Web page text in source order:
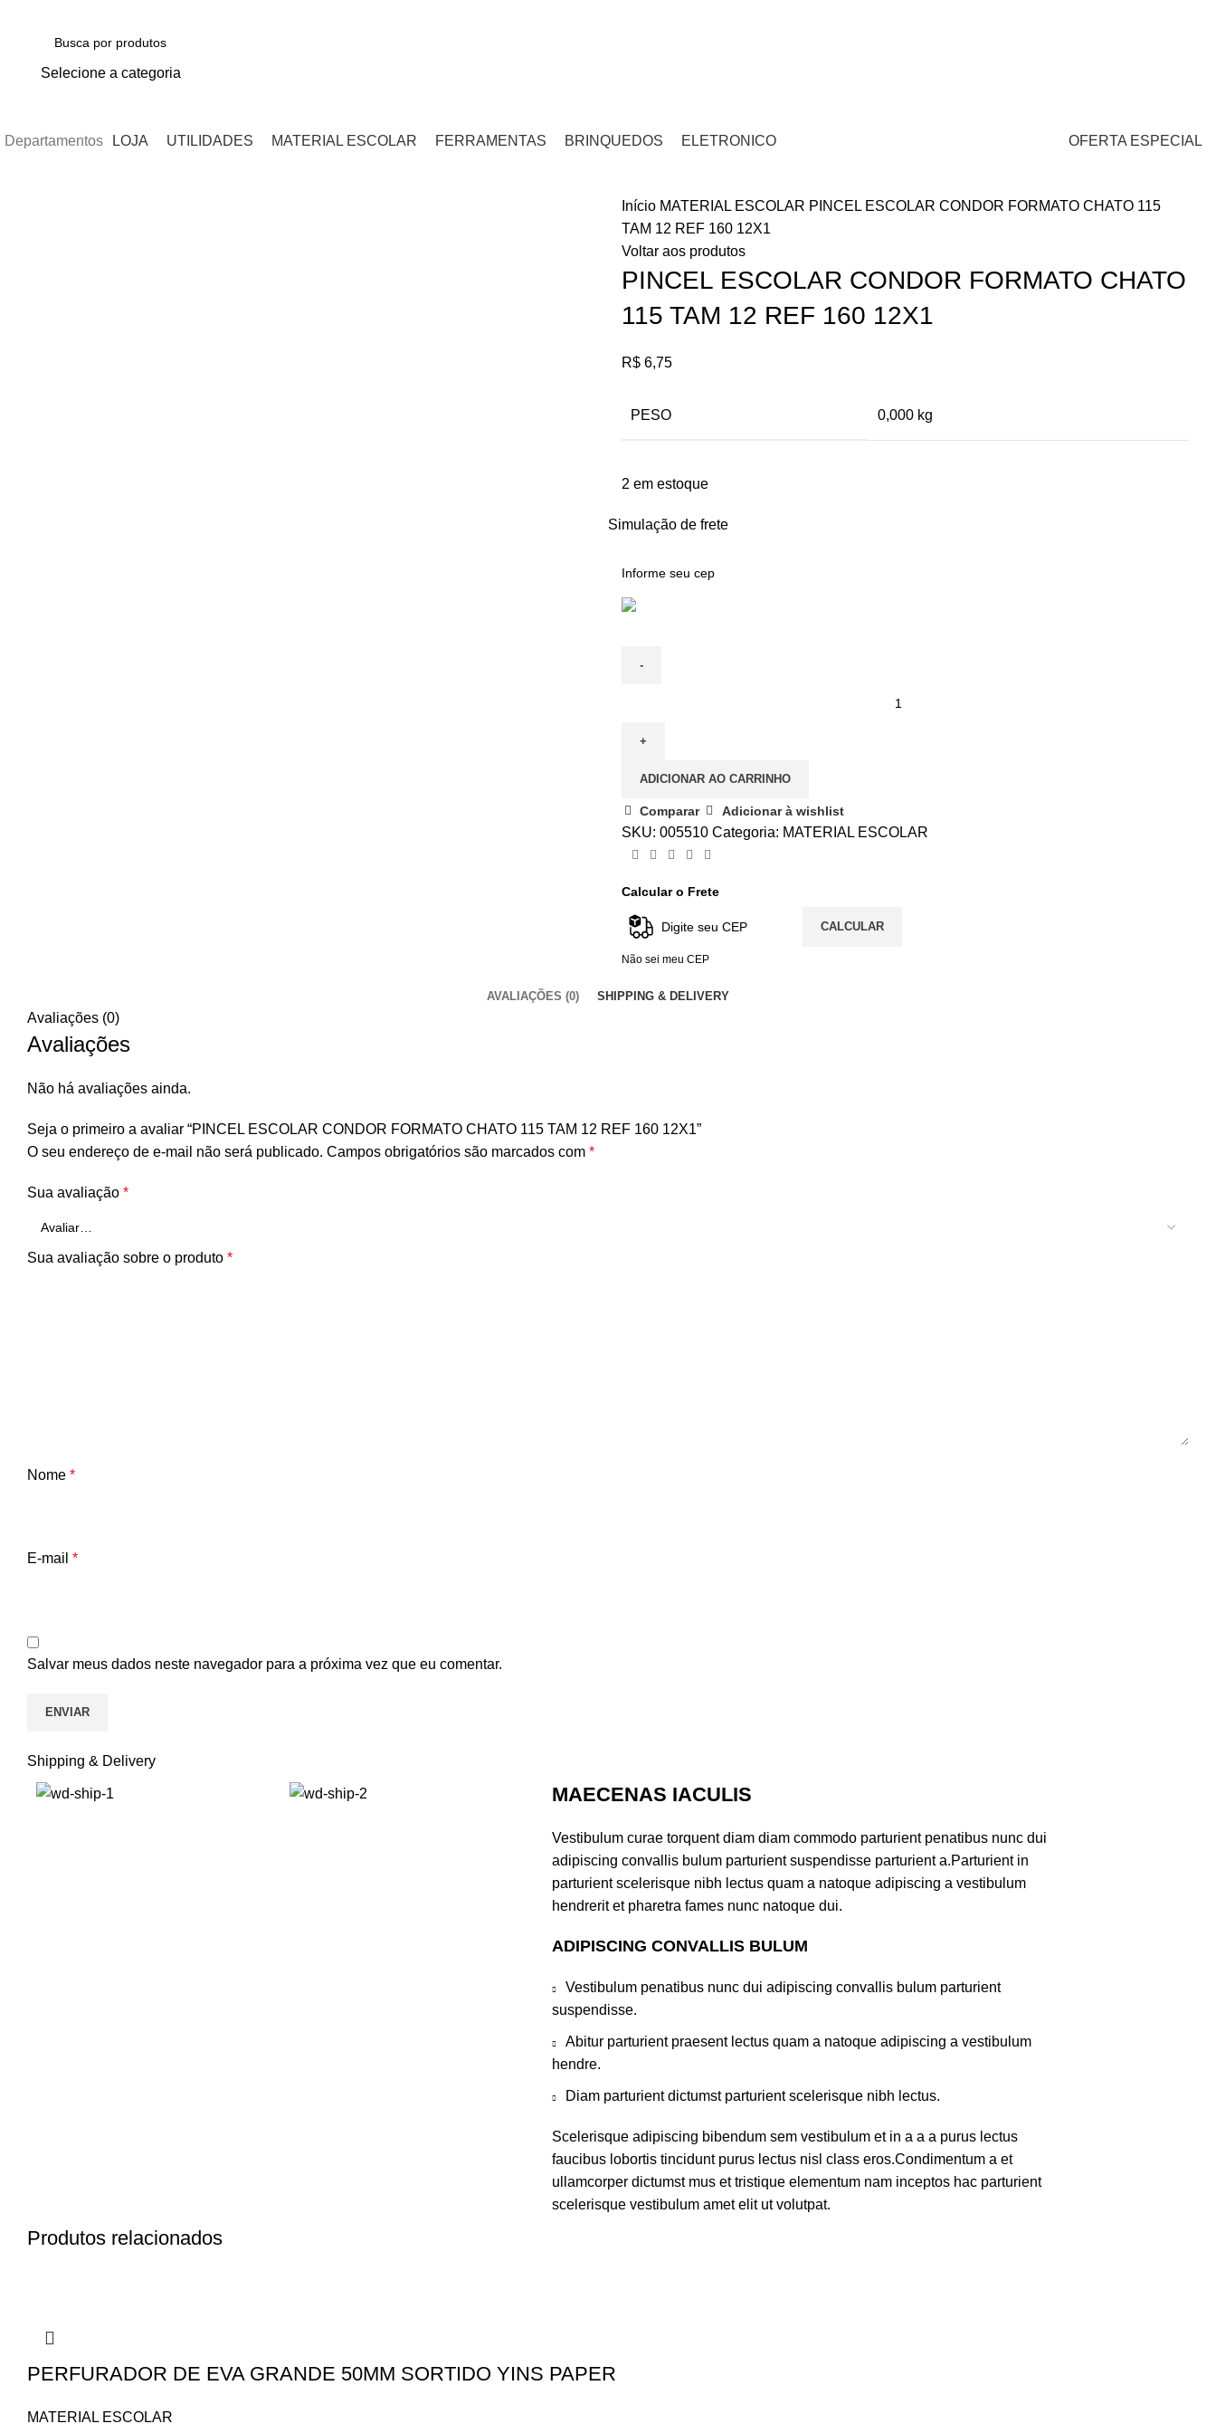
Selecione a categoria
Departamentos LOJA UTILIDADES MATERIAL ESCOLAR FERRAMENTAS BRINQUEDOS ELETRONICO OFERTA ESPECIAL
Início MATERIAL ESCOLAR PINCEL ESCOLAR CONDOR FORMATO CHATO 115
TAM 12 REF 160 12X1
Voltar aos produtos
PINCEL ESCOLAR CONDOR FORMATO CHATO
115 TAM 12 REF 160 12X1
R$ 6,75
PESO 0,000 kg
2 em estoque
Simulação de frete
ADICIONAR AO CARRINHO
Comparar Adicionar à wishlist
SKU: 005510 Categoria: MATERIAL ESCOLAR
Calcular o Frete
CALCULAR
Não sei meu CEP
AVALIAÇÕES (0) SHIPPING & DELIVERY
Avaliações (0)
Avaliações
Não há avaliações ainda.
Seja o primeiro a avaliar “PINCEL ESCOLAR CONDOR FORMATO CHATO 115 TAM 12 REF 160 12X1”
O seu endereço de e-mail não será publicado. Campos obrigatórios são marcados com *
Sua avaliação *
Sua avaliação sobre o produto *
Nome *
E-mail *
Salvar meus dados neste navegador para a próxima vez que eu comentar.
Shipping & Delivery
MAECENAS IACULIS
Vestibulum curae torquent diam diam commodo parturient penatibus nunc dui
adipiscing convallis bulum parturient suspendisse parturient a.Parturient in
parturient scelerisque nibh lectus quam a natoque adipiscing a vestibulum
hendrerit et pharetra fames nunc natoque dui.
ADIPISCING CONVALLIS BULUM
Vestibulum penatibus nunc dui adipiscing convallis bulum parturient
suspendisse.
Abitur parturient praesent lectus quam a natoque adipiscing a vestibulum
hendre.
Diam parturient dictumst parturient scelerisque nibh lectus.
Scelerisque adipiscing bibendum sem vestibulum et in a a a purus lectus
faucibus lobortis tincidunt purus lectus nisl class eros.Condimentum a et
ullamcorper dictumst mus et tristique elementum nam inceptos hac parturient
scelerisque vestibulum amet elit ut volutpat.
Produtos relacionados
PERFURADOR DE EVA GRANDE 50MM SORTIDO YINS PAPER
MATERIAL ESCOLAR